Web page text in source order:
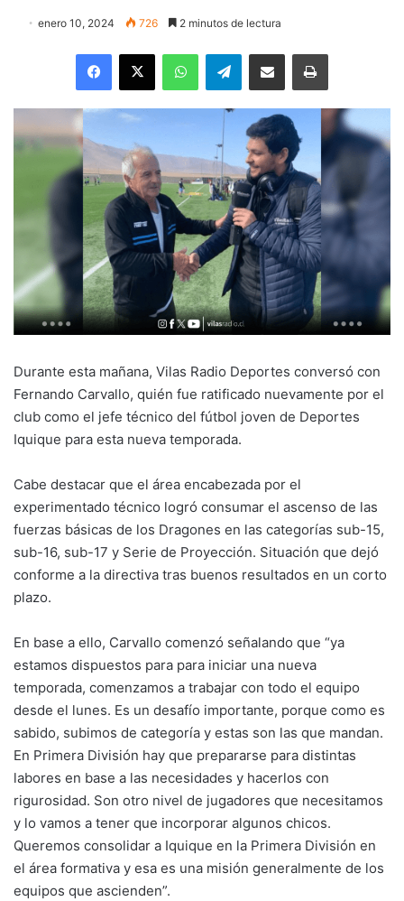
enero 10, 2024 726 2 minutos de lectura
Facebook
X WhatsAppTelegramEnviar vía email Imprimir
Durante esta mañana, Vilas Radio Deportes conversó con
Fernando Carvallo, quién fue ratificado nuevamente por el
club como el jefe técnico del fútbol joven de Deportes
Iquique para esta nueva temporada.
Cabe destacar que el área encabezada por el
experimentado técnico logró consumar el ascenso de las
fuerzas básicas de los Dragones en las categorías sub-15,
sub-16, sub-17 y Serie de Proyección. Situación que dejó
conforme a la directiva tras buenos resultados en un corto
plazo.
En base a ello, Carvallo comenzó señalando que “ya
estamos dispuestos para para iniciar una nueva
temporada, comenzamos a trabajar con todo el equipo
desde el lunes. Es un desafío importante, porque como es
sabido, subimos de categoría y estas son las que mandan.
En Primera División hay que prepararse para distintas
labores en base a las necesidades y hacerlos con
rigurosidad. Son otro nivel de jugadores que necesitamos
y lo vamos a tener que incorporar algunos chicos.
Queremos consolidar a Iquique en la Primera División en
el área formativa y esa es una misión generalmente de los
equipos que ascienden”.